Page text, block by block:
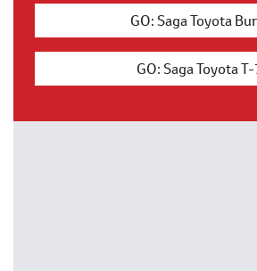
GO: Saga Toyota
GO: Saga Toyota